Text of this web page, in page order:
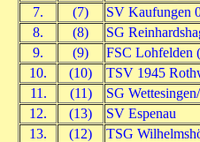
7.
(7)
SV Kaufungen
8.
(8)
SG
9.
(9)
FSC Lohfelden
10.
(10)
TSV 1945
11.
(11)
SG
12.
(13)
SV Espenau
13.
(12)
TSG